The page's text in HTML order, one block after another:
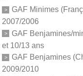
GAF Minimes
2007/2006
GAF Benjamines/
et 10/13 ans
GAF Benjamines
2009/2010